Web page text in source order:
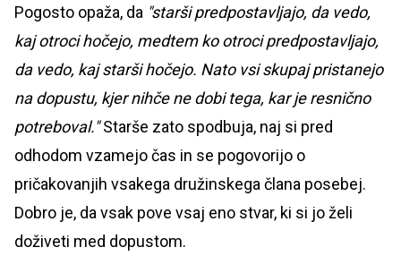
Pogosto opaža, da "starši predpostavljajo, da vedo,
kaj otroci hočejo, medtem ko otroci predpostavljajo,
da vedo, kaj starši hočejo. Nato vsi skupaj pristanejo
na dopustu, kjer nihče ne dobi tega, kar je resnično
potreboval."Starše zato spodbuja, naj si pred
odhodom vzamejo čas in se pogovorijo o
pričakovanjih vsakega družinskega člana posebej.
Dobro je, da vsak pove vsaj eno stvar, ki si jo želi
doživeti med dopustom.